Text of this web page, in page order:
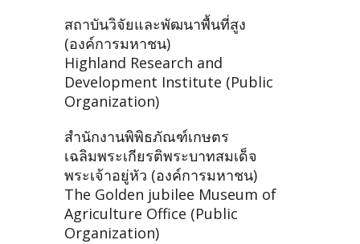
สถาบันวิจัยและพัฒนาพื้นที่สูง
(องค์การมหาชน)
Highland Research and
Development Institute (Public
Organization)
สำนักงานพิพิธภัณฑ์เกษตร
เฉลิมพระเกียรติพระบาทสมเด็จ
พระเจ้าอยู่หัว (องค์การมหาชน)
The Golden jubilee Museum of
Agriculture Office (Public
Organization)